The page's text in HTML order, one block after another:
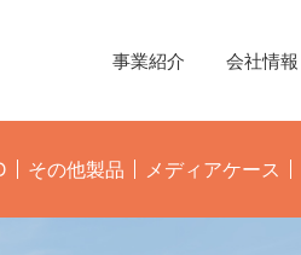
事業紹介 会社情報
その他製品 メディアケース